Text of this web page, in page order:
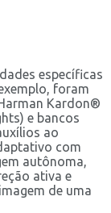
específicas
foram
Kardon®
e bancos
ao
com
autônoma,
ativa e
de uma